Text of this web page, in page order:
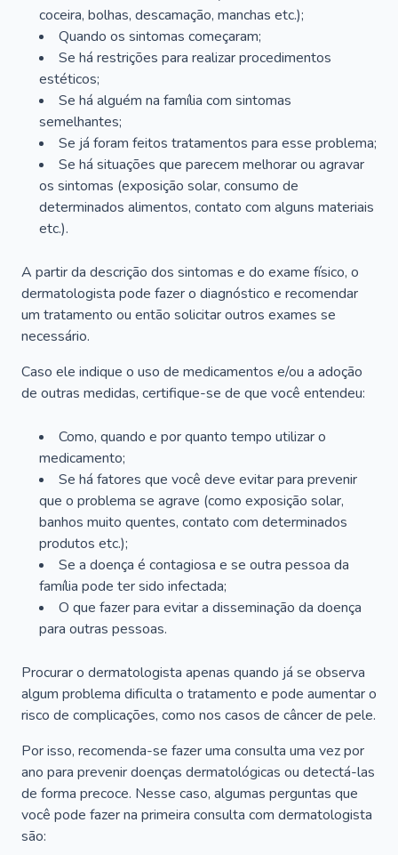
coceira, bolhas, descamação, manchas etc.);
Quando os sintomas começaram;
Se há restrições para realizar procedimentos
estéticos;
Se há alguém na família com sintomas
semelhantes;
Se já foram feitos tratamentos para esse problema;
Se há situações que parecem melhorar ou agravar
os sintomas (exposição solar, consumo de
determinados alimentos, contato com alguns materiais
etc.).
A partir da descrição dos sintomas e do exame físico, o
dermatologista pode fazer o diagnóstico e recomendar
um tratamento ou então solicitar outros exames se
necessário.
Caso ele indique o uso de medicamentos e/ou a adoção
de outras medidas, certifique-se de que você entendeu:
Como, quando e por quanto tempo utilizar o
medicamento;
Se há fatores que você deve evitar para prevenir
que o problema se agrave (como exposição solar,
banhos muito quentes, contato com determinados
produtos etc.);
Se a doença é contagiosa e se outra pessoa da
família pode ter sido infectada;
O que fazer para evitar a disseminação da doença
para outras pessoas.
Procurar o dermatologista apenas quando já se observa
algum problema dificulta o tratamento e pode aumentar o
risco de complicações, como nos casos de câncer de pele.
Por isso, recomenda-se fazer uma consulta uma vez por
ano para prevenir doenças dermatológicas ou detectá-las
de forma precoce. Nesse caso, algumas perguntas que
você pode fazer na primeira consulta com dermatologista
são: